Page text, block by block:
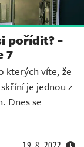
pořídit? -
7
kterých víte, že
je jednou z
Dnes se